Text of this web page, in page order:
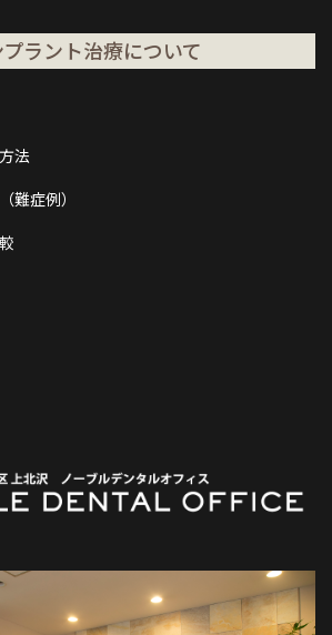
ラント治療について
法
難症例）